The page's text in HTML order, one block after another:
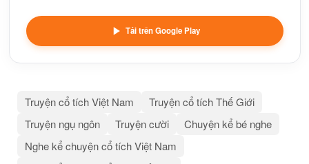
Tải trên Google Play
Truyện cổ tích Việt Nam
Truyện cổ tích Thế Giới
Truyện ngụ ngôn
Truyện cười
Chuyện kể bé nghe
Nghe kể chuyện cổ tích Việt Nam